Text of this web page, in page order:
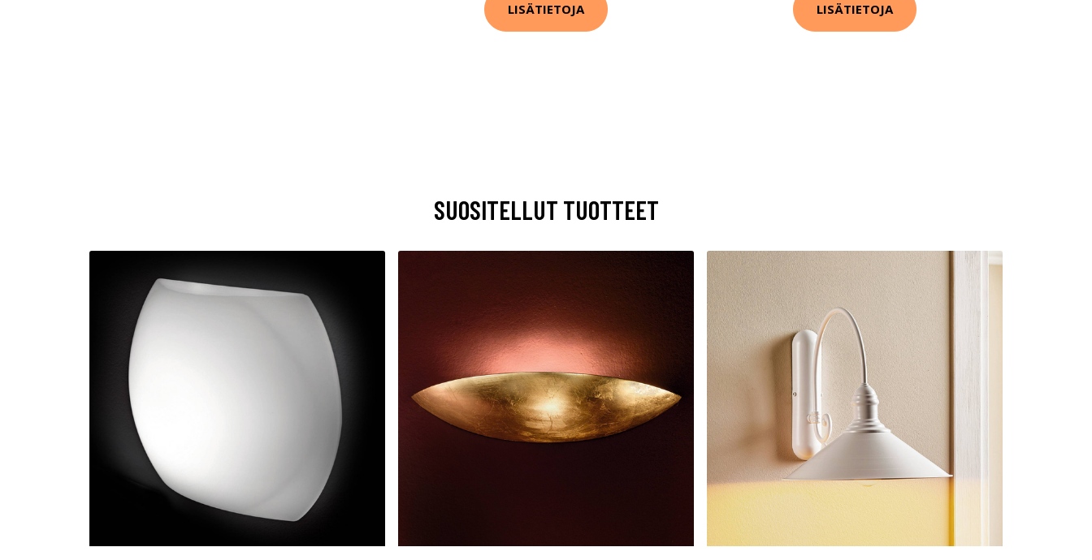
LISÄTIETOJA LISÄTIETOJA
SUOSITELLUT TUOTTEET